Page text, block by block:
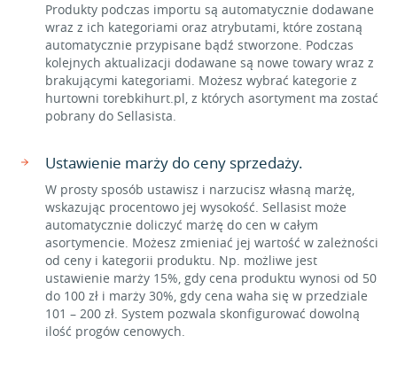
Produkty podczas importu są automatycznie dodawane
wraz z ich kategoriami oraz atrybutami, które zostaną
automatycznie przypisane bądź stworzone. Podczas
kolejnych aktualizacji dodawane są nowe towary wraz z
brakującymi kategoriami. Możesz wybrać kategorie z
hurtowni torebkihurt.pl, z których asortyment ma zostać
pobrany do Sellasista.
Ustawienie marży do ceny sprzedaży.
W prosty sposób ustawisz i narzucisz własną marżę,
wskazując procentowo jej wysokość. Sellasist może
automatycznie doliczyć marżę do cen w całym
asortymencie. Możesz zmieniać jej wartość w zależności
od ceny i kategorii produktu. Np. możliwe jest
ustawienie marży 15%, gdy cena produktu wynosi od 50
do 100 zł i marży 30%, gdy cena waha się w przedziale
101 – 200 zł. System pozwala skonfigurować dowolną
ilość progów cenowych.